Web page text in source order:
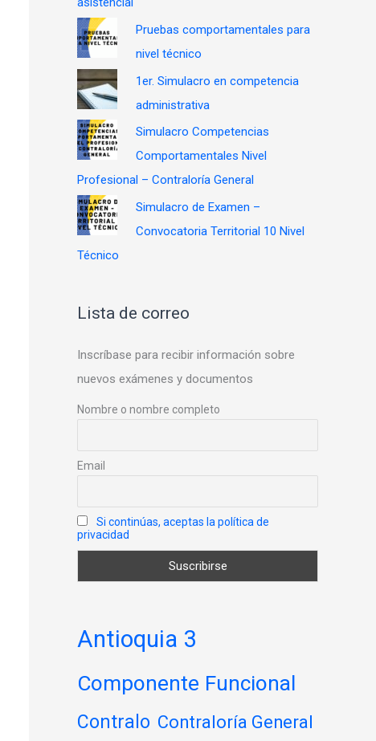
Pruebas comportamentales para
nivel técnico
1er. Simulacro en competencia
administrativa
Simulacro Competencias
Comportamentales Nivel
Profesional – Contraloría General
Simulacro de Examen –
Convocatoria Territorial 10 Nivel
Técnico
Lista de correo
Inscríbase para recibir información sobre
nuevos exámenes y documentos
Nombre o nombre completo
Email
Si continúas, aceptas la política de
privacidad
Antioquia 3
Componente Funcional
Contralo Contraloría General